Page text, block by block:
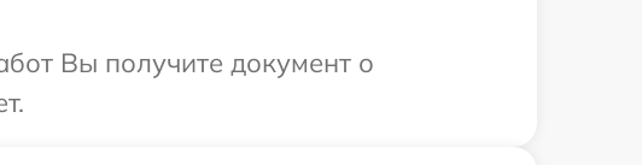
Вы получите документ о